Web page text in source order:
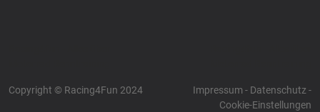
Copyright © Racing4Fun 2024 Impressum - Datenschutz-
Cookie-Einstellungen